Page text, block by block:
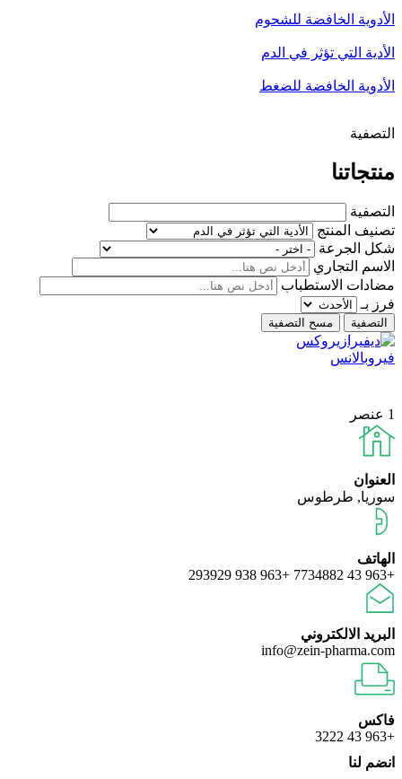
الأدوية الخافضة للشحوم
الأدية التي تؤثر في الدم
الأدوية الخافضة للضغط
التصفية
منتجاتنا
التصفية
تصنيف المنتج
شكل الجرعة
الاسم التجاري
مضادات الاستطباب
فرز بـ
فيروبالانس
1 عنصر
العنوان
سوريا, طرطوس
الهاتف
+963 43 7734882
+963 938 293929
البريد الالكتروني
info@zein-pharma.com
فاكس
+963 43 3222
انضم لنا